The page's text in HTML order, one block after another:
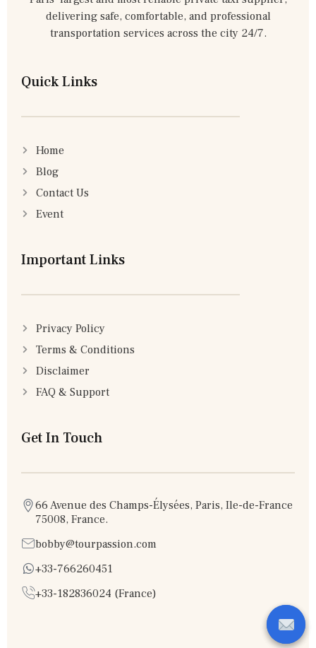
delivering safe, comfortable, and professional
transportation services across the city 24/7.
Quick Links
Home
Blog
Contact Us
Event
Important Links
Privacy Policy
Terms & Conditions
Disclaimer
FAQ & Support
Get In Touch
66 Avenue des Champs-Élysées, Paris, Ile-de-France
75008, France.
bobby@tourpassion.com
+33-766260451
+33-182836024 (France)